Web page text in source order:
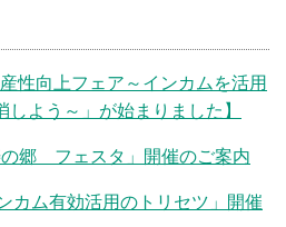
性向上フェア～インカムを活用
よう～」が始まりました】
フェスタ」開催のご案内
カム有効活用のトリセツ」開催